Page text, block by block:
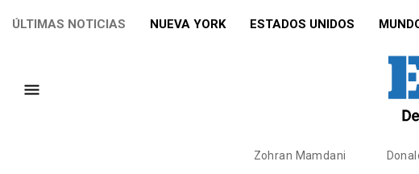
ÚLTIMAS NOTICIAS NUEVA YORK ESTADOS UNIDOS
Zohran Mamdani